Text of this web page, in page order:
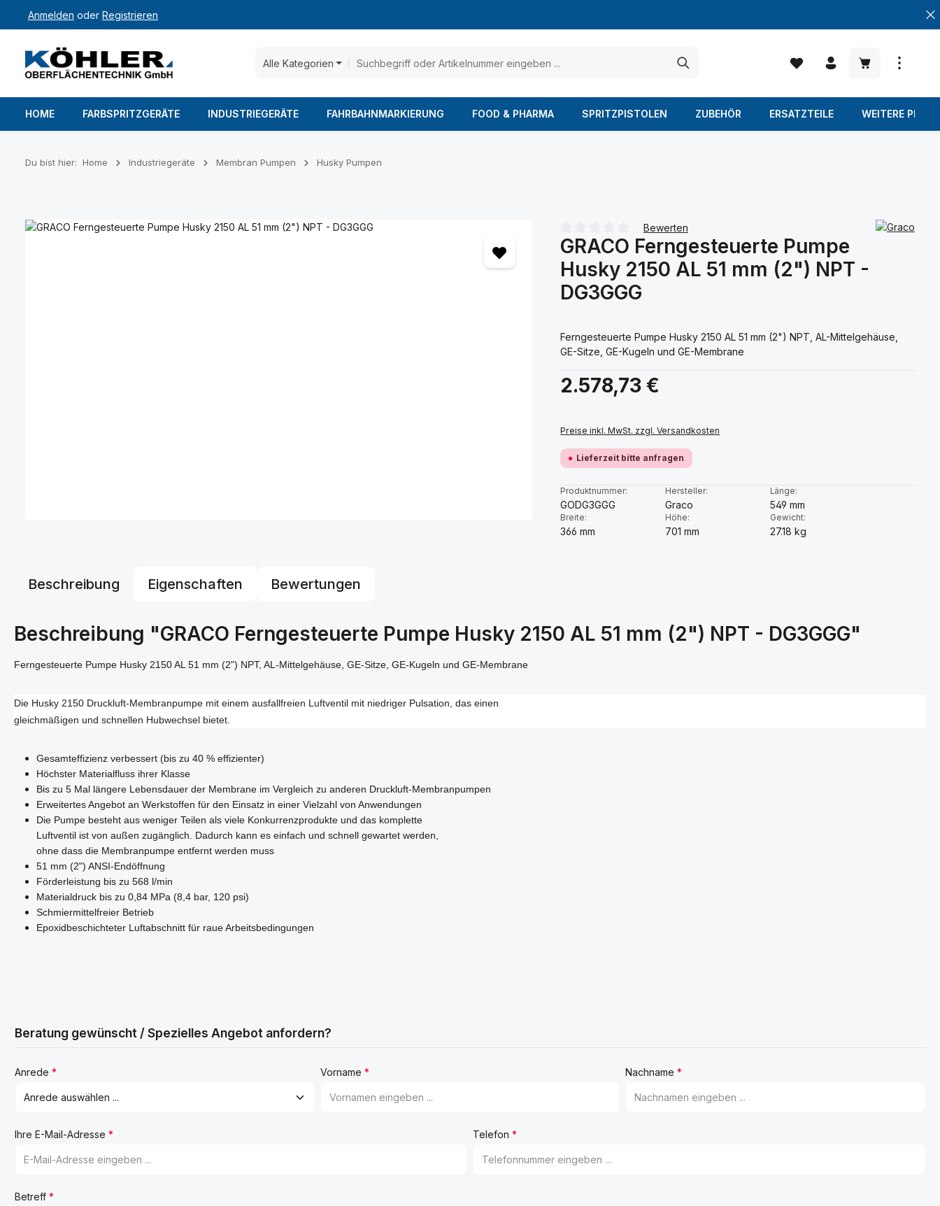
Hauptinhalt springen
Zur Suche springen
Zur Hauptnavigation springen
Anmelden oder Registrieren
Alle Kategorien
Warenkorb
HOME FARBSPRITZGERÄTE INDUSTRIEGERÄTE FAHRBAHNMARKIERUNG FOOD & PHARMA SPRITZPISTOLEN ZUBEHÖR ERSATZTEILE WEITERE
Du bist hier: Home Industriegeräte Membran Pumpen Husky Pumpen
Bildergalerie überspringen
Durchschnittliche Bewertung von 0 von 5 Sternen
Bewerten
GRACO Ferngesteuerte Pumpe
Husky 2150 AL 51 mm (2") NPT -
DG3GGG
Ferngesteuerte Pumpe Husky 2150 AL 51 mm (2") NPT, AL-Mittelgehäuse,
GE-Sitze, GE-Kugeln und GE-Membrane
Regulärer Preis:
2.578,73 €
Preise inkl. MwSt. zzgl. Versandkosten
Lieferzeit bitte anfragen
Produktnummer:
GODG3GGG
Hersteller:
Graco
Länge:
549 mm
Breite:
366 mm
Höhe:
701 mm
Gewicht:
27.18 kg
Beschreibung Eigenschaften Bewertungen
Beschreibung "GRACO Ferngesteuerte Pumpe Husky 2150 AL 51 mm (2") NPT - DG3GGG"
Ferngesteuerte Pumpe Husky 2150 AL 51 mm (2") NPT, AL-Mittelgehäuse, GE-Sitze, GE-Kugeln und GE-Membrane
Die Husky 2150 Druckluft-Membranpumpe mit einem ausfallfreien Luftventil mit niedriger Pulsation, das einen
gleichmäßigen und schnellen Hubwechsel bietet.
Gesamteffizienz verbessert (bis zu 40 % effizienter)
Höchster Materialfluss ihrer Klasse
Bis zu 5 Mal längere Lebensdauer der Membrane im Vergleich zu anderen Druckluft-Membranpumpen
Erweitertes Angebot an Werkstoffen für den Einsatz in einer Vielzahl von Anwendungen
Die Pumpe besteht aus weniger Teilen als viele Konkurrenzprodukte und das komplette
Luftventil ist von außen zugänglich. Dadurch kann es einfach und schnell gewartet werden,
ohne dass die Membranpumpe entfernt werden muss
51 mm (2") ANSI-Endöffnung
Förderleistung bis zu 568 l/min
Materialdruck bis zu 0,84 MPa (8,4 bar, 120 psi)
Schmiermittelfreier Betrieb
Epoxidbeschichteter Luftabschnitt für raue Arbeitsbedingungen
Beratung gewünscht / Spezielles Angebot anfordern?
Anrede * Vorname * Nachname*
Ihre E-Mail-Adresse * Telefon *
Betreff *